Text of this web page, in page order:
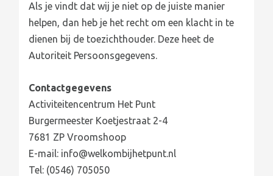
Als je vindt dat wij je niet op de juiste manier
helpen, dan heb je het recht om een klacht in te
dienen bij de toezichthouder. Deze heet de
Autoriteit Persoonsgegevens.
Contactgegevens
Activiteitencentrum Het Punt
Burgermeester Koetjestraat 2-4
7681 ZP Vroomshoop
E-mail: info@welkombijhetpunt.nl
Tel: (0546) 705050